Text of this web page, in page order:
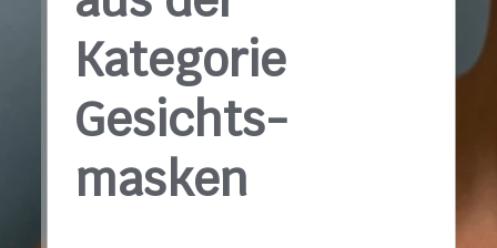
Kategorie
Gesichts­
masken